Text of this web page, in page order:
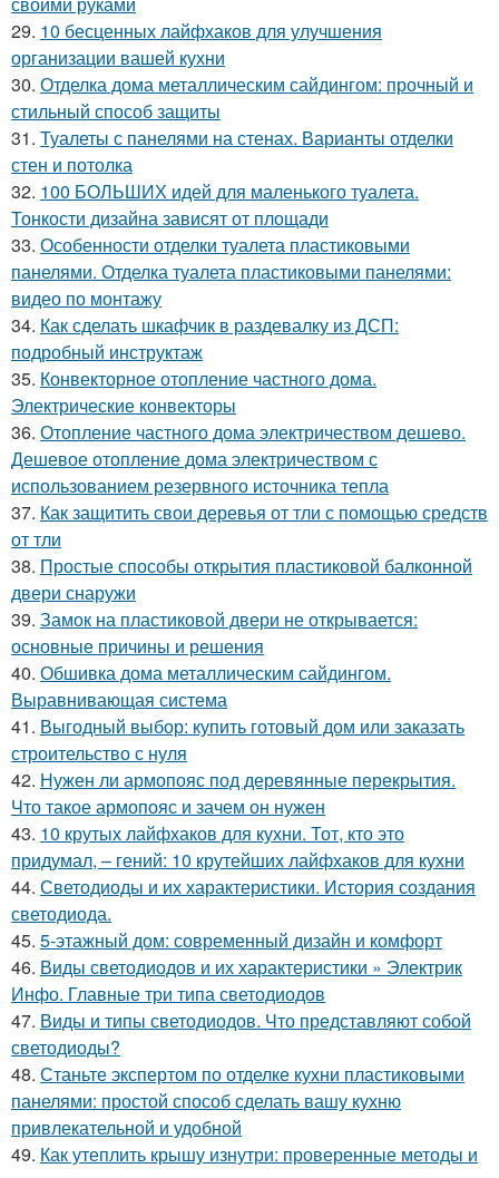
29. 10 бесценных лайфхаков для улучшения
организации вашей кухни
30. Отделка дома металлическим сайдингом: прочный и
стильный способ защиты
31. Туалеты с панелями на стенах. Варианты отделки
стен и потолка
32. 100 БОЛЬШИХ идей для маленького туалета.
Тонкости дизайна зависят от площади
33. Особенности отделки туалета пластиковыми
панелями. Отделка туалета пластиковыми панелями:
видео по монтажу
34. Как сделать шкафчик в раздевалку из ДСП:
подробный инструктаж
35. Конвекторное отопление частного дома.
Электрические конвекторы
36. Отопление частного дома электричеством дешево.
Дешевое отопление дома электричеством с
использованием резервного источника тепла
37. Как защитить свои деревья от тли с помощью средств
от тли
38. Простые способы открытия пластиковой балконной
двери снаружи
39. Замок на пластиковой двери не открывается:
основные причины и решения
40. Обшивка дома металлическим сайдингом.
Выравнивающая система
41. Выгодный выбор: купить готовый дом или заказать
строительство с нуля
42. Нужен ли армопояс под деревянные перекрытия.
Что такое армопояс и зачем он нужен
43. 10 крутых лайфхаков для кухни. Тот, кто это
придумал, – гений: 10 крутейших лайфхаков для кухни
44. Светодиоды и их характеристики. История создания
светодиода.
45. 5-этажный дом: современный дизайн и комфорт
46. Виды светодиодов и их характеристики » Электрик
Инфо. Главные три типа светодиодов
47. Виды и типы светодиодов. Что представляют собой
светодиоды?
48. Станьте экспертом по отделке кухни пластиковыми
панелями: простой способ сделать вашу кухню
привлекательной и удобной
49. Как утеплить крышу изнутри: проверенные методы и